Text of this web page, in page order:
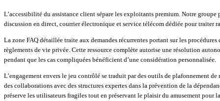
L’accessibilité du assistance client sépare les exploitants premium. Notre
discussion en direct, courrier électronique et service télécom dédiée pour traiter
La zone FAQ détaillée traite aux demandes récurrentes portant sur les
règlements de vie privée. Cette ressource complète autorise une résolution
pendant que les cas compliquées bénéficient d’une considération personnalisée.
L’engagement envers le jeu contrôlé se traduit par des outils de plafonnement
des collaborations avec des structures expertes dans la prévention de la
préserve les utilisateurs fragiles tout en préservant le plaisir du amusement pour